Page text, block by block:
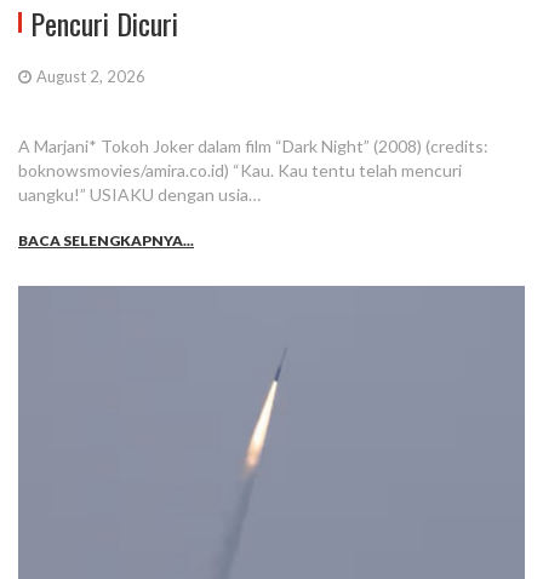
Pencuri Dicuri
August 2, 2026
A Marjani* Tokoh Joker dalam film “Dark Night” (2008) (credits:
boknowsmovies/amira.co.id) “Kau. Kau tentu telah mencuri
uangku!” USIAKU dengan usia…
BACA SELENGKAPNYA...